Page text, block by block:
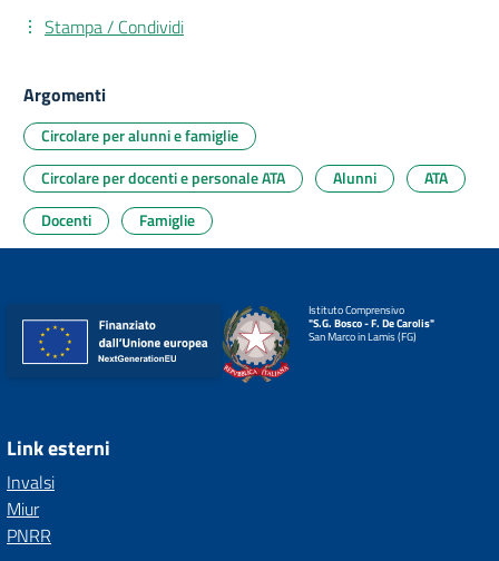
Stampa / Condividi
Argomenti
Circolare per alunni e famiglie
Circolare per docenti e personale ATA
Alunni
ATA
Docenti
Famiglie
Istituto Comprensivo
"S.G. Bosco - F. De Carolis"
San Marco in Lamis (FG)
Link esterni
Invalsi
Miur
PNRR